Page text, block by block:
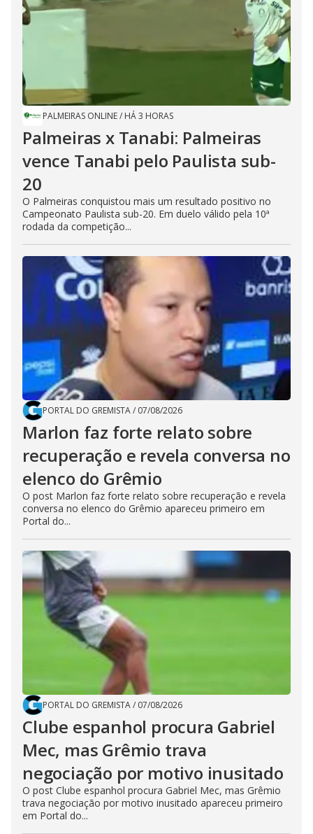
PALMEIRAS ONLINE/ HÁ 3 HORAS
Palmeiras x Tanabi: Palmeiras
vence Tanabi pelo Paulista sub-
20
O Palmeiras conquistou mais um resultado positivo no
Campeonato Paulista sub-20. Em duelo válido pela 10ª
rodada da competição...
PORTAL DO GREMISTA/ 07/08/2026
Marlon faz forte relato sobre
recuperação e revela conversa no
elenco do Grêmio
O post Marlon faz forte relato sobre recuperação e revela
conversa no elenco do Grêmio apareceu primeiro em
Portal do...
PORTAL DO GREMISTA/ 07/08/2026
Clube espanhol procura Gabriel
Mec, mas Grêmio trava
negociação por motivo inusitado
O post Clube espanhol procura Gabriel Mec, mas Grêmio
trava negociação por motivo inusitado apareceu primeiro
em Portal do...